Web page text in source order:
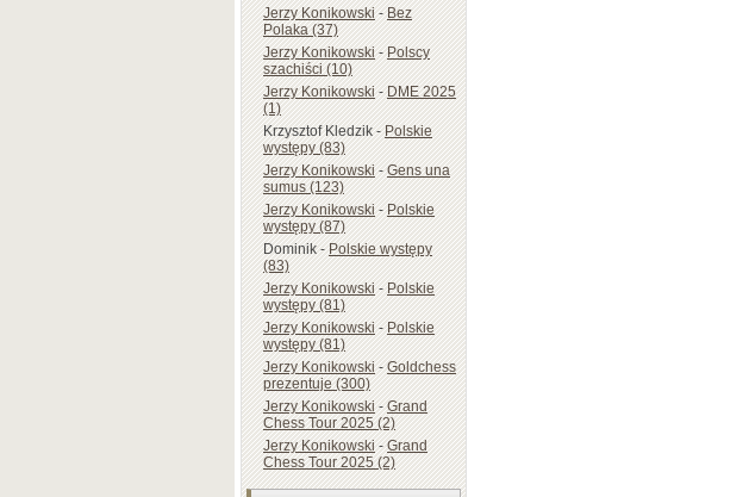
Jerzy Konikowski-Bez
Polaka (37)
Jerzy Konikowski-Polscy
szachiści (10)
Jerzy Konikowski-DME 2025
(1)
Krzysztof Kledzik-Polskie
występy (83)
Jerzy Konikowski-Gens una
sumus (123)
Jerzy Konikowski-Polskie
występy (87)
Dominik-Polskie występy
(83)
Jerzy Konikowski-Polskie
występy (81)
Jerzy Konikowski-Polskie
występy (81)
Jerzy Konikowski-Goldchess
prezentuje (300)
Jerzy Konikowski-Grand
Chess Tour 2025 (2)
Jerzy Konikowski-Grand
Chess Tour 2025 (2)